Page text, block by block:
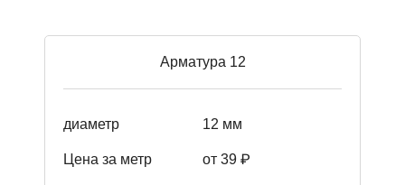
Арматура 12
диаметр 12 мм
Цена за метр от 39 ₽